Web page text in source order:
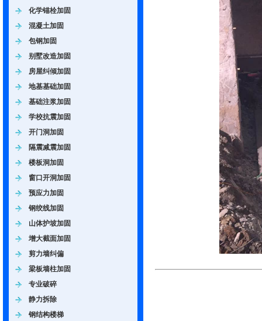
化学锚栓加固
混凝土加固
包钢加固
别墅改造加固
房屋纠倾加固
地基基础加固
基础注浆加固
学校抗震加固
开门洞加固
隔震减震加固
楼板洞加固
窗口开洞加固
预应力加固
钢绞线加固
山体护坡加固
增大截面加固
剪力墙纠偏
梁板墙柱加固
专业破碎
静力拆除
钢结构楼梯